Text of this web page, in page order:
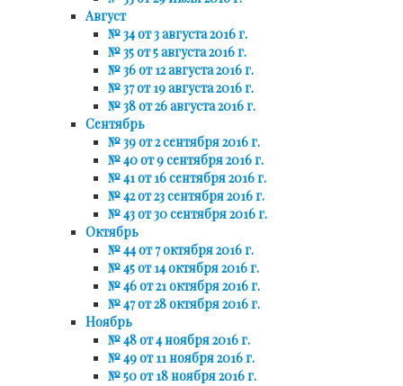
Август
№ 34 от 3 августа 2016 г.
№ 35 от 5 августа 2016 г.
№ 36 от 12 августа 2016 г.
№ 37 от 19 августа 2016 г.
№ 38 от 26 августа 2016 г.
Сентябрь
№ 39 от 2 сентября 2016 г.
№ 40 от 9 сентября 2016 г.
№ 41 от 16 сентября 2016 г.
№ 42 от 23 сентября 2016 г.
№ 43 от 30 сентября 2016 г.
Октябрь
№ 44 от 7 октября 2016 г.
№ 45 от 14 октября 2016 г.
№ 46 от 21 октября 2016 г.
№ 47 от 28 октября 2016 г.
Ноябрь
№ 48 от 4 ноября 2016 г.
№ 49 от 11 ноября 2016 г.
№ 50 от 18 ноября 2016 г.